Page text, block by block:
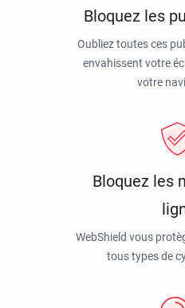
Bloquez les
Oubliez toutes ces
envahissent votre
votre
Bloquez les
WebShield vous
tous types de